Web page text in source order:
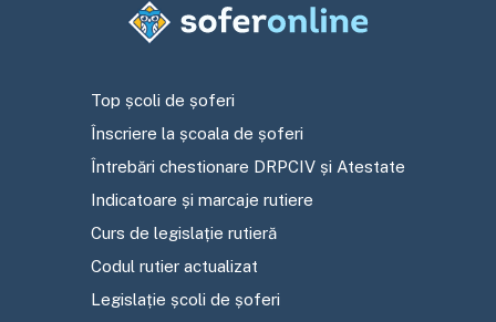
Top școli de șoferi
Înscriere la școala de șoferi
Întrebări chestionare DRPCIV și Atestate
Indicatoare și marcaje rutiere
Curs de legislație rutieră
Codul rutier actualizat
Legislație școli de șoferi